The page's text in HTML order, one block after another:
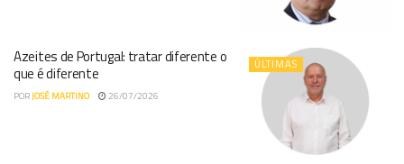
ÚLTIMAS
Azeites de Portugal: tratar diferente o
que é diferente
PORJOSÉ MARTINO 26/07/2026